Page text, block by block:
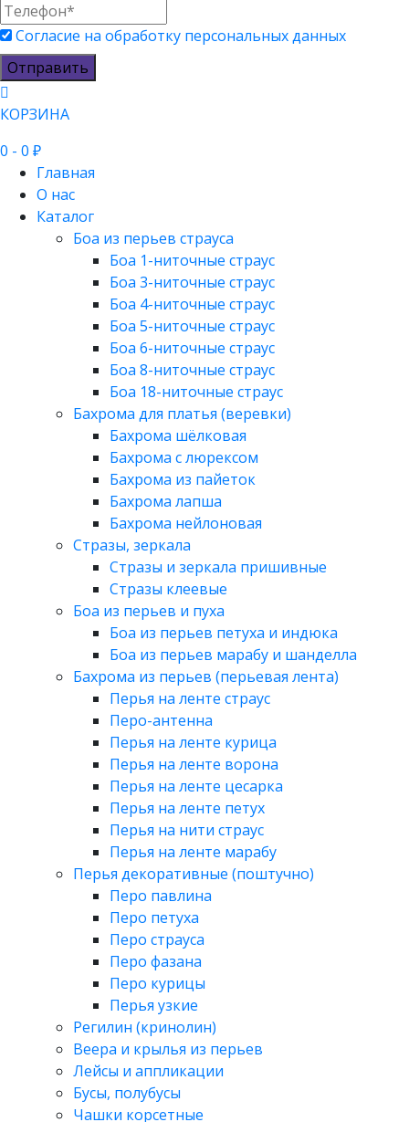
Согласие на обработку персональных данных
Отправить
КОРЗИНА
0 - 0 ₽
Главная
О нас
Каталог
Боа из перьев страуса
Боа 1-ниточные страус
Боа 3-ниточные страус
Боа 4-ниточные страус
Боа 5-ниточные страус
Боа 6-ниточные страус
Боа 8-ниточные страус
Боа 18-ниточные страус
Бахрома для платья (веревки)
Бахрома шёлковая
Бахрома с люрексом
Бахрома из пайеток
Бахрома лапша
Бахрома нейлоновая
Стразы, зеркала
Стразы и зеркала пришивные
Стразы клеевые
Боа из перьев и пуха
Боа из перьев петуха и индюка
Боа из перьев марабу и шанделла
Бахрома из перьев (перьевая лента)
Перья на ленте страус
Перо-антенна
Перья на ленте курица
Перья на ленте ворона
Перья на ленте цесарка
Перья на ленте петух
Перья на нити страус
Перья на ленте марабу
Перья декоративные (поштучно)
Перо павлина
Перо петуха
Перо страуса
Перо фазана
Перо курицы
Перья узкие
Регилин (кринолин)
Веера и крылья из перьев
Лейсы и аппликации
Бусы, полубусы
Чашки корсетные